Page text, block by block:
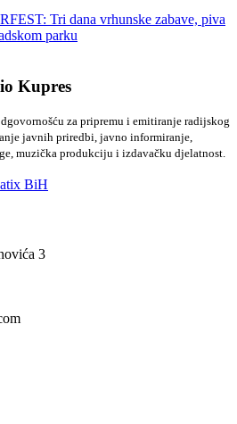
Tri dana vrhunske zabave, piva
parku
Kupres
za pripremu i emitiranje radijskog
javnih priredbi, javno informiranje,
muzička produkciju i izdavačku djelatnost.
BiH
3